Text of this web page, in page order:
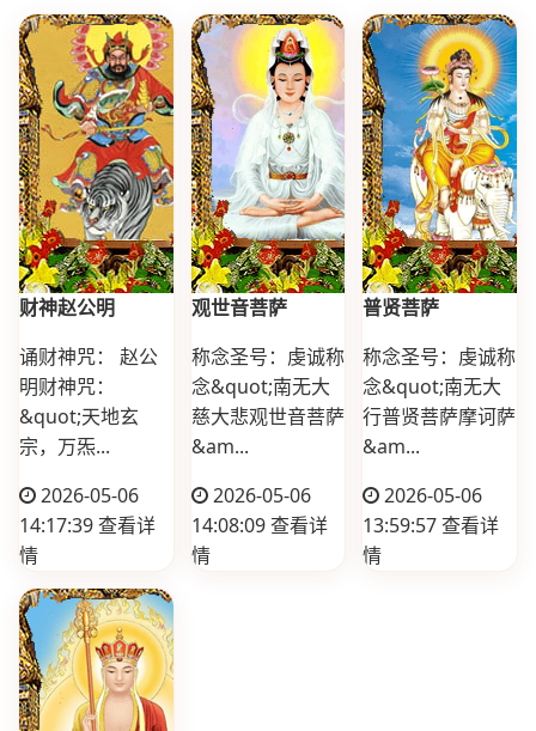
财神赵公明
诵财神咒： 赵公
明财神咒：
&quot;天地玄
宗，万炁...
2026-05-06
14:17:39查看详
情
观世音菩萨
称念圣号：虔诚称
念&quot;南无大
慈大悲观世音菩萨
&am...
2026-05-06
14:08:09查看详
情
普贤菩萨
称念圣号：虔诚称
念&quot;南无大
行普贤菩萨摩诃萨
&am...
2026-05-06
13:59:57查看详
情